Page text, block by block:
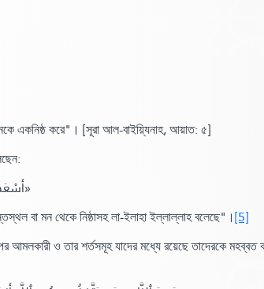
একনিষ্ঠ করে" । [সূরা আল-বাইয়্যিনাহ,আয়াত:৫]
«أَسْعَدُ النَّاسِ بِشَفَاعَتِي يَوْمَ الْقِيَامَةِ، مَنْ قَالَ لَا إِلَهَ إِلَّا اللَّهُ خَالِصًا مِنْ قَلْبِهِ أَوْ نَفْسِهِ»
বা মন থেকে নিষ্ঠাসহ লা-ইলাহা ইল্লাল্লাহ বলেছে" ।[5]
ও তার শর্তসমূহ যাদের মধ্যে রয়েছে তাদেরকে মহব্বত